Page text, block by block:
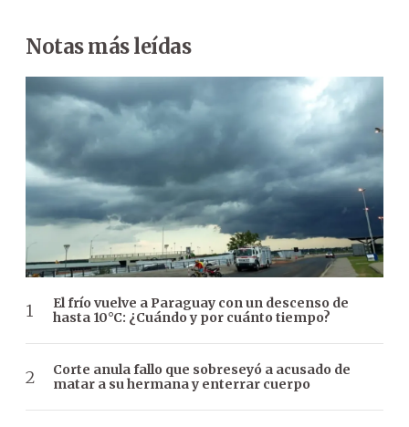
Notas más leídas
El frío vuelve a Paraguay con un descenso de
hasta 10°C: ¿Cuándo y por cuánto tiempo?
Corte anula fallo que sobreseyó a acusado de
matar a su hermana y enterrar cuerpo